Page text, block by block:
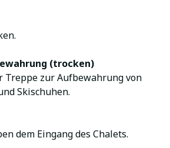
(trocken)
Treppe zur Aufbewahrung von
Skischuhen.
dem Eingang des Chalets.